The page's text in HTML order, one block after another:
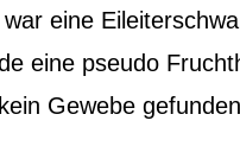
eine
eine pseudo
Gewebe